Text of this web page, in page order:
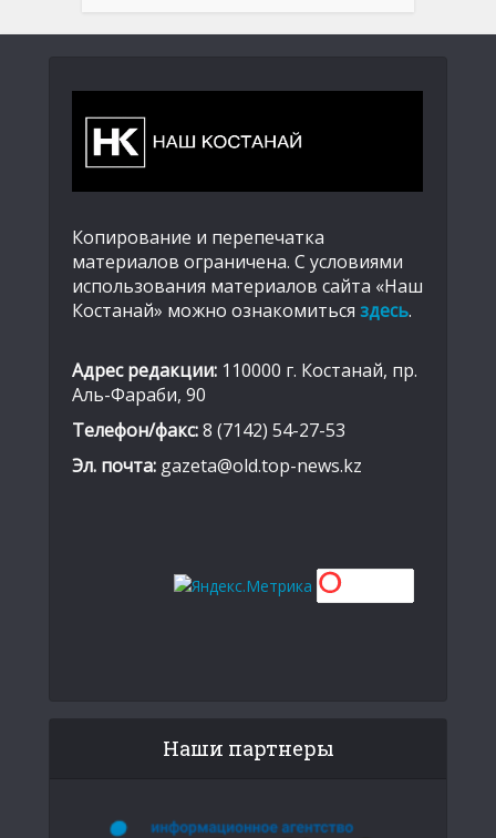
Копирование и перепечатка
материалов ограничена. С условиями
использования материалов сайта «Наш
Костанай» можно ознакомиться здесь.
Адрес редакции: 110000 г. Костанай, пр.
Аль-Фараби, 90
Телефон/факс:8 (7142) 54-27-53
Эл. почта: gazeta@old.top-news.kz
Наши партнеры